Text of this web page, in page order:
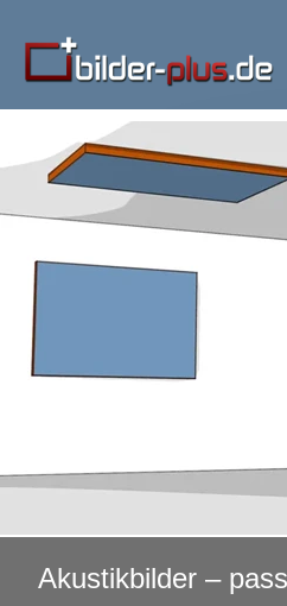
Akustikbilder –